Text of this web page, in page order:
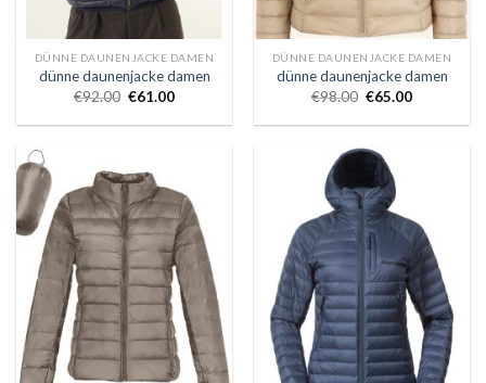
DÜNNE DAUNENJACKE DAMEN
dünne daunenjacke damen
€92.00 €61.00
DÜNNE DAUNENJACKE DAMEN
dünne daunenjacke damen
€98.00 €65.00